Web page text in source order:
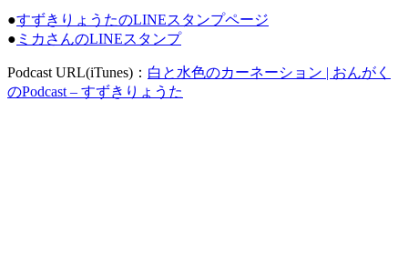
●すずきりょうたのLINEスタンプページ
● ミカさんのLINEスタンプ
Podcast URL(iTunes)： 白と水色のカーネーション | おんがく
のPodcast – すずきりょうた